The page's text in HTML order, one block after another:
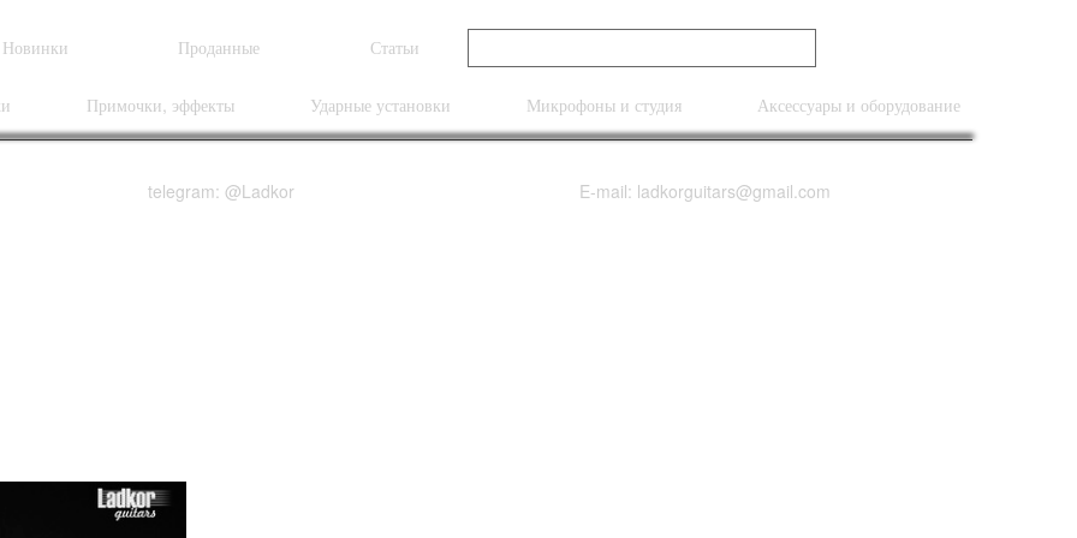
Новинки Проданные Статьи
Примочки, эффекты Ударные установки Микрофоны и студия Аксессуары и оборудование
telegram: @Ladkor E-mail: ladkorguitars@gmail.com